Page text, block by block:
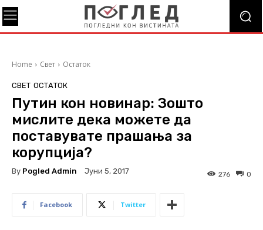
Home Свет Остаток
СВЕТ ОСТАТОК
Путин кон новинар: Зошто
мислите дека можете да
поставувате прашања за
корупција?
By Pogled Admin Јуни 5, 2017 0
276
Facebook Twitter